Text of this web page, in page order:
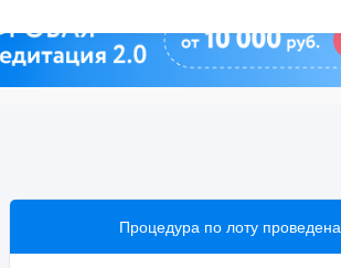
Процедура по лоту проведена